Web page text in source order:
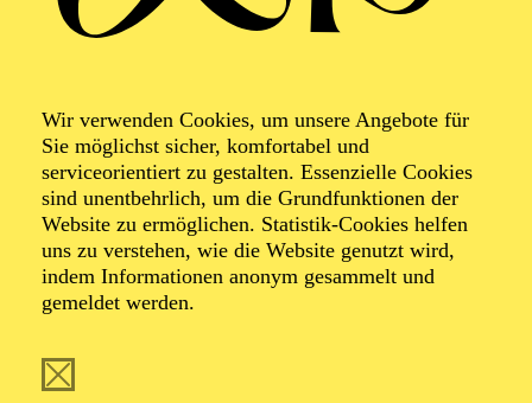
Wir verwenden Cookies, um unsere Angebote für
Sie möglichst sicher, komfortabel und
serviceorientiert zu gestalten. Essenzielle Cookies
sind unentbehrlich, um die Grundfunktionen der
Website zu ermöglichen. Statistik-Cookies helfen
uns zu verstehen, wie die Website genutzt wird,
indem Informationen anonym gesammelt und
gemeldet werden.
Cavalleria
rusticana/
I Pagliacci
Oper in einem Aufzug von Pietro Mascagni / Drama in
einem Prolog und zwei Akten von Ruggero
Libretto von Giovanni Targioni-Tozzetti und Guido